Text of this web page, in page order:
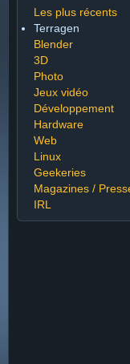
Les plus récents
Terragen
Blender
3D
Photo
Jeux vidéo
Développement
Hardware
Web
Linux
Geekeries
Magazines /
IRL